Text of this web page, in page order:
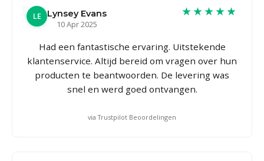
LE
Lynsey Evans
10 Apr 2025
★★★★★
Had een fantastische ervaring. Uitstekende
klantenservice. Altijd bereid om vragen over hun
producten te beantwoorden. De levering was
snel en werd goed ontvangen.
via Trustpilot Beoordelingen